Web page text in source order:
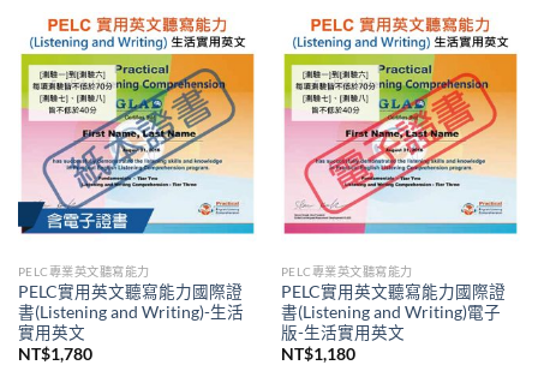
PELC專業英文聽寫能力
PELC實用英文聽寫能力國際證
書(Listening and Writing)-生活
實用英文
NT$1,780
PELC專業英文聽寫能力
PELC實用英文聽寫能力國際證
書(Listening and Writing)電子
版-生活實用英文
NT$1,180